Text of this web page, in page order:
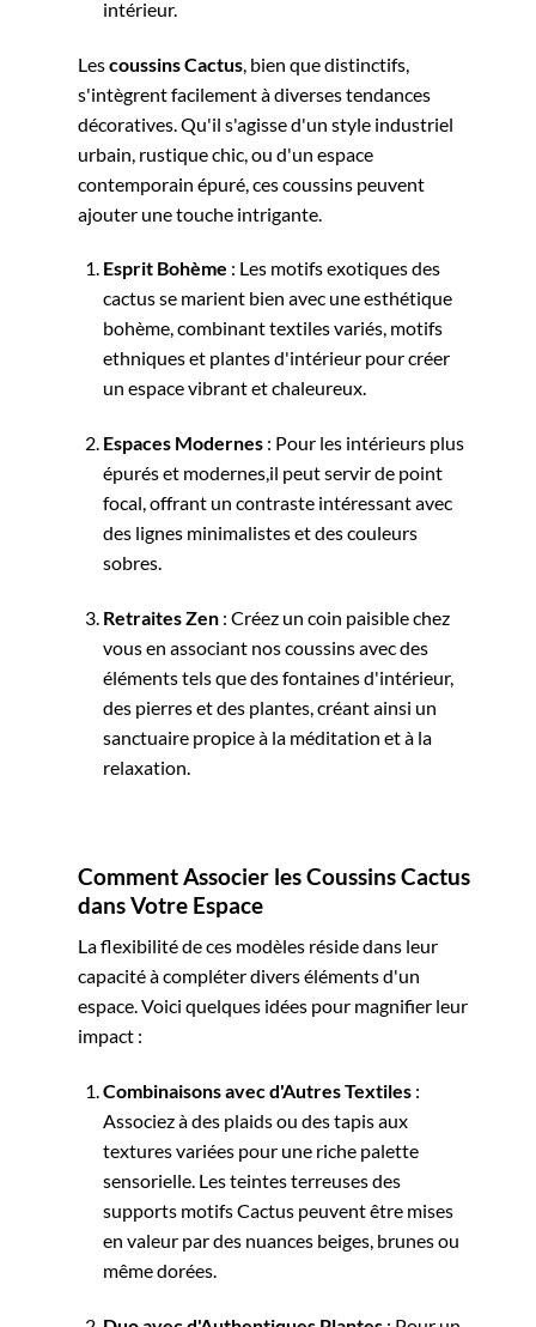
intérieur.
Lescoussins Cactus , bien que distinctifs,
s'intègrent facilement à diverses tendances
décoratives. Qu'il s'agisse d'un style industriel
urbain, rustique chic, ou d'un espace
contemporain épuré, ces coussins peuvent
ajouter une touche intrigante.
Esprit Bohème : Les motifs exotiques des
cactus se marient bien avec une esthétique
bohème, combinant textiles variés, motifs
ethniques et plantes d'intérieur pour créer
un espace vibrant et chaleureux.
Espaces Modernes: Pour les intérieurs plus
épurés et modernes,il peut servir de point
focal, offrant un contraste intéressant avec
des lignes minimalistes et des couleurs
sobres.
Retraites Zen: Créez un coin paisible chez
vous en associant nos coussins avec des
éléments tels que des fontaines d'intérieur,
des pierres et des plantes, créant ainsi un
sanctuaire propice à la méditation et à la
relaxation.
Comment Associer les Coussins Cactus
dans Votre Espace
La flexibilité de ces modèles réside dans leur
capacité à compléter divers éléments d'un
espace. Voici quelques idées pour magnifier leur
impact :
Combinaisons avec d'Autres Textiles:
Associez à des plaids ou des tapis aux
textures variées pour une riche palette
sensorielle. Les teintes terreuses des
supports motifs Cactus peuvent être mises
en valeur par des nuances beiges, brunes ou
même dorées.